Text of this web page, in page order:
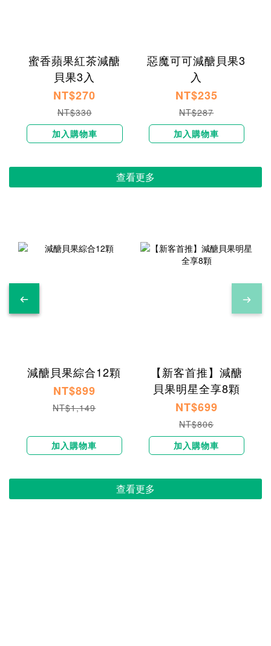
蜜香蘋果紅茶減醣
貝果3入
NT$270
NT$330
加入購物車
惡魔可可減醣貝果3
入
NT$235
NT$287
加入購物車
查看更多
減醣貝果綜合12顆
NT$899
NT$1,149
加入購物車
【新客首推】減醣
貝果明星全享8顆
NT$699
NT$806
加入購物車
查看更多